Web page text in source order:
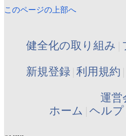
このページの上部へ
健全化の取り組み
新規登録 利用規約
運営
ホーム ヘルプ